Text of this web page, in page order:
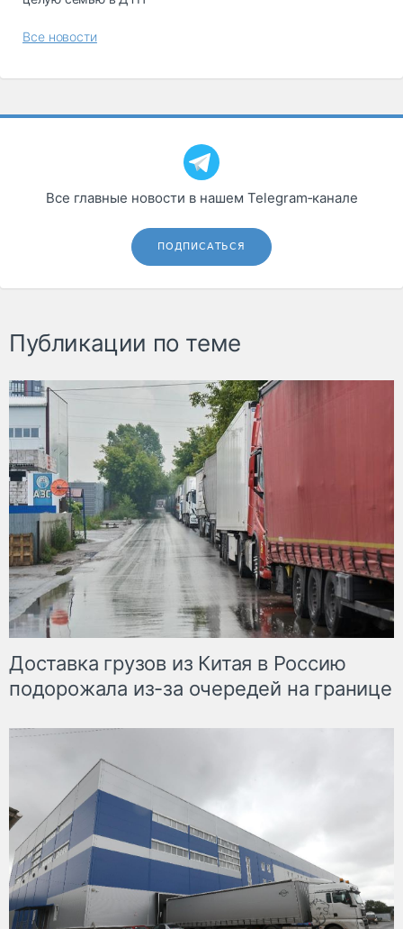
Все новости
Все главные новости в нашем Telegram‑канале
ПОДПИСАТЬСЯ
Публикации по теме
Доставка грузов из Китая в Россию
подорожала из-за очередей на границе